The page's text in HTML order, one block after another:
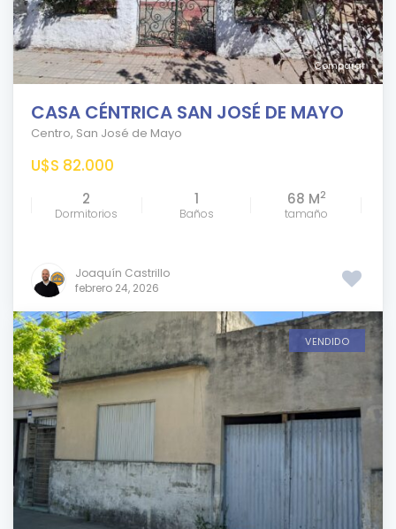
Comparar
CASA CÉNTRICA SAN JOSÉ DE MAYO
Centro, San José de Mayo
U$S 82.000
2
Dormitorios
1
Baños
68 M2
tamaño
Joaquín Castrillo
febrero 24, 2026
VENDIDO